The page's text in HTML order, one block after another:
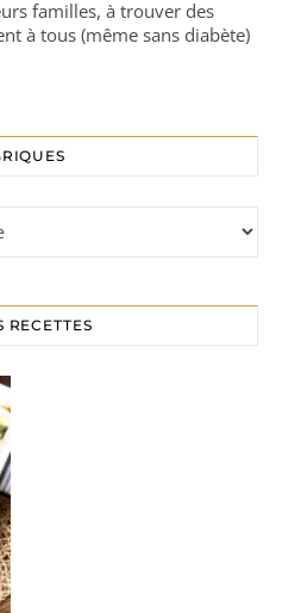
familles, à trouver des
à tous (même sans diabète)
RECETTES